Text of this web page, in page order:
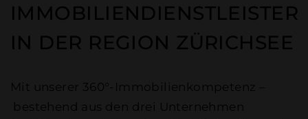
IMMOBILIENDIENSTLEISTER
IN DER REGION ZÜRICHSEE
Mit unserer 360°-Immobilienkompetenz –
bestehend aus den drei Unternehmen